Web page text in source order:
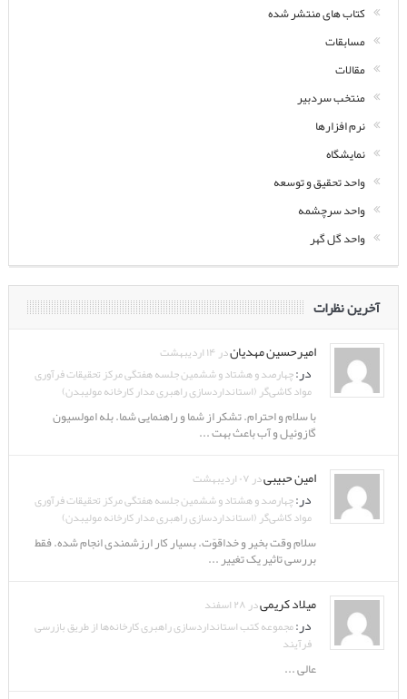
کتاب های منتشر شده
مسابقات
مقالات
منتخب سردبیر
نرم افزارها
نمایشگاه
واحد تحقیق و توسعه
واحد سرچشمه
واحد گل گهر
آخرین نظرات
امیرحسین مهدیاندر ۱۴ اردیبهشت
در:چهارصد و هشتاد و ششمین جلسه هفتگی مرکز تحقیقات فرآوری
مواد کاشی‌گر (استانداردسازی راهبری مدار کارخانه مولیبدن)
با سلام و احترام. تشکر از شما و راهنمایی شما. بله امولسیون
گازوئیل و آب باعث بهت ...
امین حبیبیدر ۰۷ اردیبهشت
در:چهارصد و هشتاد و ششمین جلسه هفتگی مرکز تحقیقات فرآوری
مواد کاشی‌گر (استانداردسازی راهبری مدار کارخانه مولیبدن)
سلام وقت بخیر و خداقوّت. بسیار کار ارزشمندی انجام شده. فقط
بررسی تاثیر یک تغییر ...
میلاد کریمیدر ۲۸ اسفند
در:مجموعه کتب استانداردسازی راهبری کارخانه‌ها از طریق بازرسی
فرآیند
عالی ...